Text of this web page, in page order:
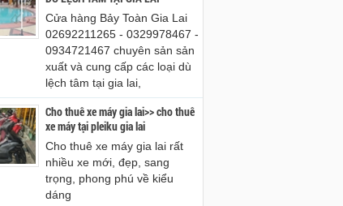
Cửa hàng Bảy Toàn Gia Lai
02692211265 - 0329978467 -
0934721467 chuyên sản sản
xuất và cung cấp các loại dù
lệch tâm tại gia lai,
Cho thuê xe máy gia lai>> cho thuê
xe máy tại pleiku gia lai
Cho thuê xe máy gia lai rất
nhiều xe mới, đẹp, sang
trọng, phong phú về kiểu
dáng